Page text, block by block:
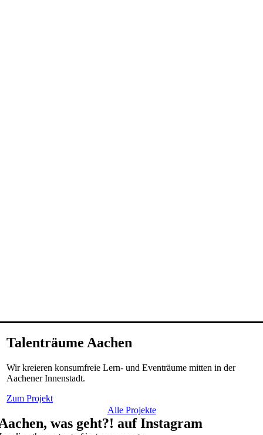
Talenträume Aachen
Wir kreieren konsumfreie Lern- und Eventräume mitten in der
Aachener Innenstadt.
Zum Projekt
Alle Projekte
was geht?! auf Instagram